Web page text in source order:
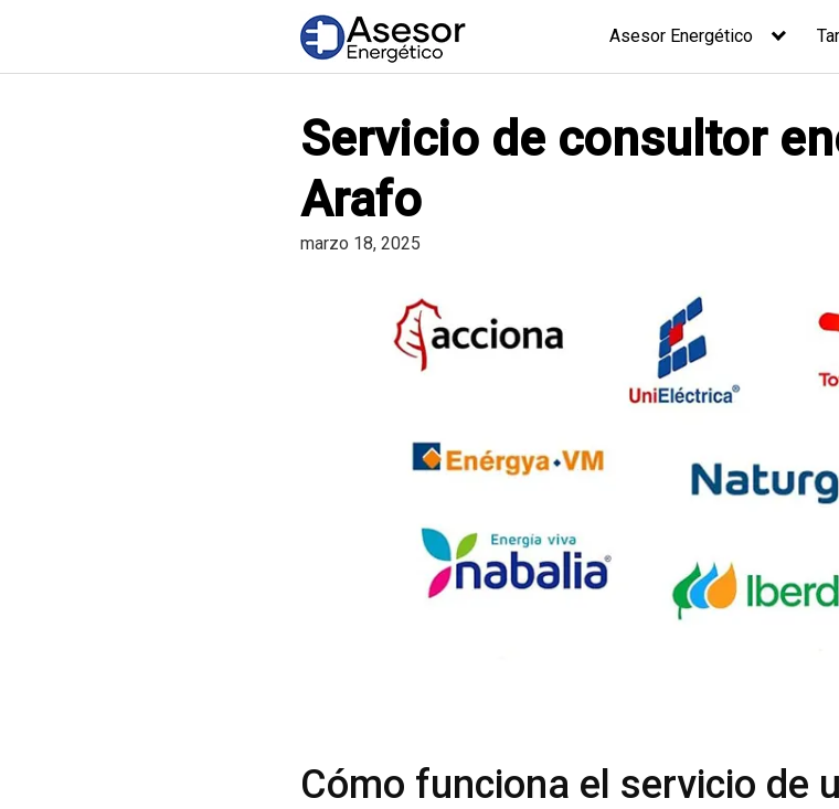
Asesor Energético
Servicio de consultor
Arafo
marzo 18, 2025
Cómo funciona el servicio de